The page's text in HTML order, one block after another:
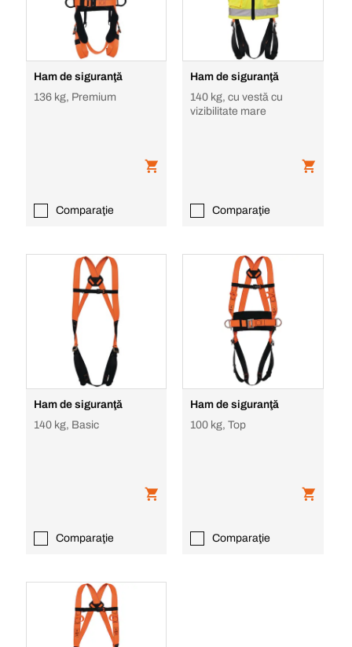
Ham de siguranţă
136 kg, Premium
Comparaţie
Ham de siguranţă
140 kg, cu vestă cu
vizibilitate mare
Comparaţie
Ham de siguranţă
140 kg, Basic
Comparaţie
Ham de siguranţă
100 kg, Top
Comparaţie